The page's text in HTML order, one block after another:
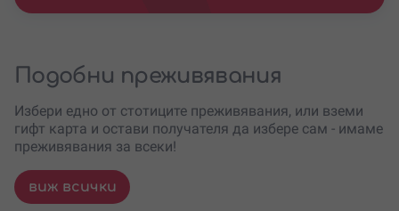
Подобни преживявания
Избери едно от стотиците преживявания, или вземи
гифт карта и остави получателя да избере сам - имаме
преживявания за всеки!
виж всички